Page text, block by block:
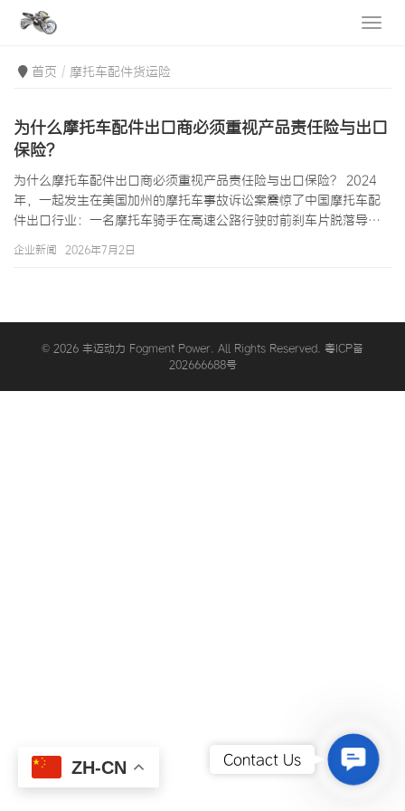
首页 摩托车配件货运险
为什么摩托车配件出口商必须重视产品责任险与出口
保险？
为什么摩托车配件出口商必须重视产品责任险与出口保险？ 2024
年，一起发生在美国加州的摩托车事故诉讼案震惊了中国摩托车配
件出口行业：一名摩托车骑手在高速公路行驶时前刹车片脱落导致
商，进口商随即向中国出口商追偿，索赔金额高达$2,800,000。由
实：为什么摩托车配件出口商必须重视产品责任险与出口保险，这
不是一道&#82…
企业新闻 2026年7月2日
© 2026 丰迈动力 Fogment Power. All Rights Reserved. 粤ICP备
202666688号
ZH-CN Contact Us